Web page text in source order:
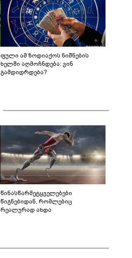
ფული ამ ზოდიაქოს ნიშნების
ხელში აღმოჩნდება: ვინ
გამდიდრდება?
წინასწარმეტყველებები
წიგნებიდან, რომლებიც
რეალურად ახდა